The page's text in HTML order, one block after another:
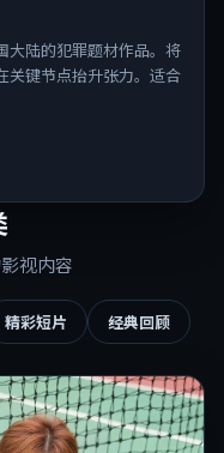
大陆的犯罪题材作品。将
关键节点抬升张力。适合
视内容
精彩短片 经典回顾